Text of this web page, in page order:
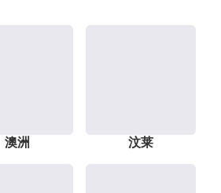
澳洲 汶莱